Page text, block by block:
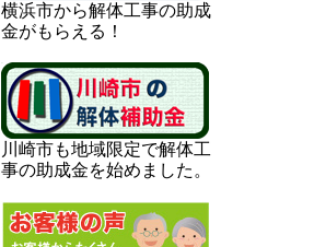
横浜市から解体工事の助成
金がもらえる！
川崎市も地域限定で解体工
事の助成金を始めました。